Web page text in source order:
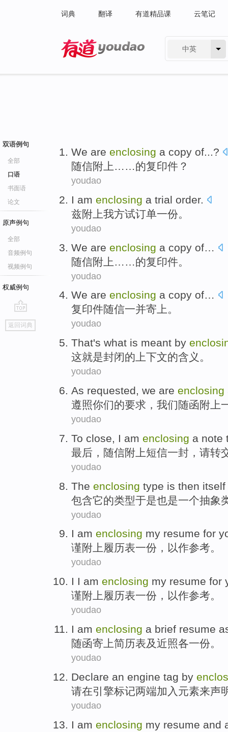
词典 翻译 有道精品课 云笔记
中英
双语例句
全部
口语
书面语
论文
原声例句
全部
音频例句
视频例句
权威例句
go
top
返回词典
We are enclosing a copy of...?
随信附上……的复印件 ？
youdao
I am enclosing a trial order.
兹附上我方试订单一份。
youdao
We are enclosing a copy of
随信附上 的复印件。
youdao
We are enclosing a copy of…
复印件随信一并寄上。
youdao
That's what is meant by
这就是封闭的 上下文的含义 。
youdao
As requested, we are enclosing
遵照你们的要求 ， 我们随函附上
youdao
To close, I am enclosing a note
最后，随信附上短信一封，请转
youdao
The enclosing type is then
包含它的类型于是也是一个抽象
youdao
I am enclosing my resume for
谨附上履历表一份，以作参考。
youdao
I I am enclosing my resume for
谨附上履历表一份，以作参考。
youdao
I am enclosing a brief resume
随函寄 上简历表及近照各一份。
youdao
Declare an engine tag by
请在引擎标记两端加入元素来声
youdao
I am enclosing my resume and